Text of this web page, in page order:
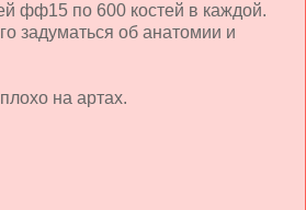
фф15 по 600 костей в каждой.
задуматься об анатомии и
на артах.